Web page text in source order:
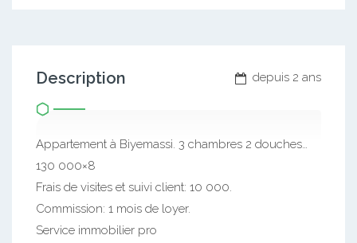
depuis 2 ans
Description
Appartement à Biyemassi. 3 chambres 2 douches…
130 000×8
Frais de visites et suivi client: 10 000.
Commission: 1 mois de loyer.
Service immobilier pro